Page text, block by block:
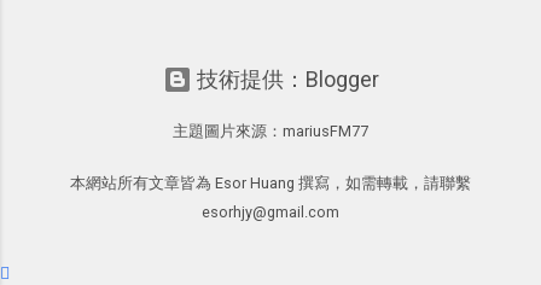
與益處。例如經由Facebook專屬頁面建
寫文章的過程，以及開始寫一篇文章前
後的思考分享上去，從讀者回饋中，我
因此可以邊寫邊修改調整文章的方向，
甚至獲得一些新的資料，讓電腦玩物裡
超長筆記應用案例分享 新功能教學： 會
功能整理錄音、手寫筆記 更新功能教
「免帳號登入」多人同步編輯功能
技術提供：Blogger
主題圖片來源： mariusFM77
本網站所有文章皆為 Esor Huang 撰寫，如需轉載，請聯繫
esorhjy@gmail.com